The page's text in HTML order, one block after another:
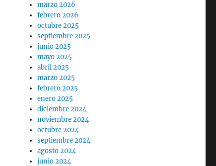
marzo 2026
febrero 2026
octubre 2025
septiembre 2025
junio 2025
mayo 2025
abril 2025
marzo 2025
febrero 2025
enero 2025
diciembre 2024
noviembre 2024
octubre 2024
septiembre 2024
agosto 2024
junio 2024